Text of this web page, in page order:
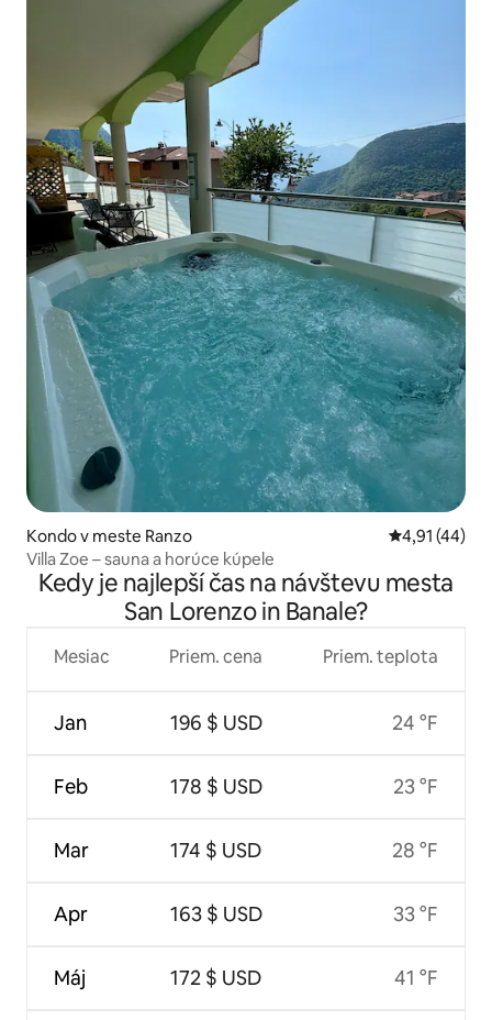
Kondo v meste Ranzo Priemerné
4,91 (44)
Villa Zoe – sauna a horúce kúpele
Kedy je najlepší čas na návštevu mesta
San Lorenzo in Banale?
Mesiac
Jan
Feb
Mar
Apr
Máj
Priem. cena
196 $ USD
178 $ USD
174 $ USD
163 $ USD
172 $ USD
Priem. teplota
24 °F
23 °F
28 °F
33 °F
41 °F